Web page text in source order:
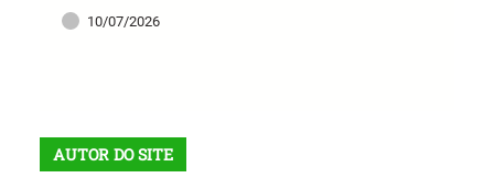
10/07/2026
AUTOR DO SITE